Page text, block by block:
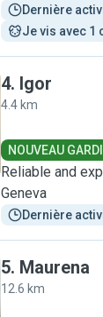
Dernière
Je vis avec 1
4. Igor
4.4 km
NOUVEAU
Reliable and
Geneva
Dernière
5. Maurena
12.6 km